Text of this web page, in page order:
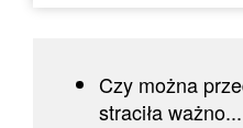
Czy można
straciła ważno...